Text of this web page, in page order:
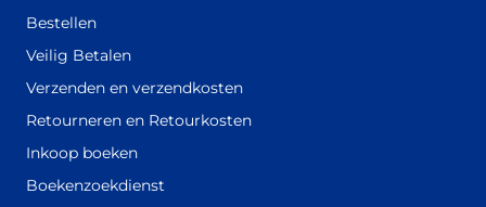
Bestellen
Veilig Betalen
Verzenden en verzendkosten
Retourneren en Retourkosten
Inkoop boeken
Boekenzoekdienst